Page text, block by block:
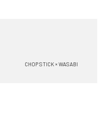
CHOP STICK × WASABI